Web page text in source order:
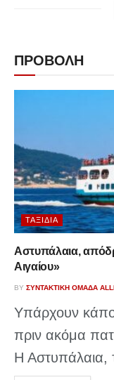
ΠΡΟΒΟΛΗ
ΤΑΞΊΔΙΑ
Αστυπάλαια,
Αιγαίου»
BY ΣΥΝΤΑΚΤΙΚΉ ΟΜΆΔΑ
Υπάρχουν
πριν ακόμα
Η Αστυπάλαια,